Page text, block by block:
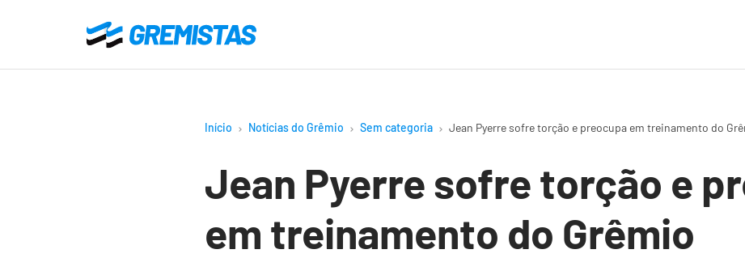
o
Gremistas
Início Notícias do Grêmio Sem categoria Jean Pyerre sofre torção e preocupa em treinamento do
Jean Pyerre sofre torção e
em treinamento do Grêmio